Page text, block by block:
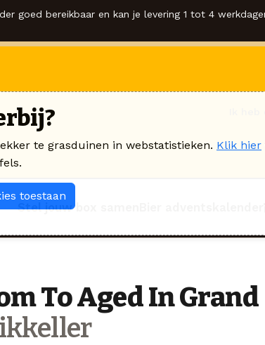
goed bereikbaar en kan je levering 1 tot 4
Stel jouw box samen
To Aged In Grand
te grasduinen in webstatistieken. Klik hier
toestaan